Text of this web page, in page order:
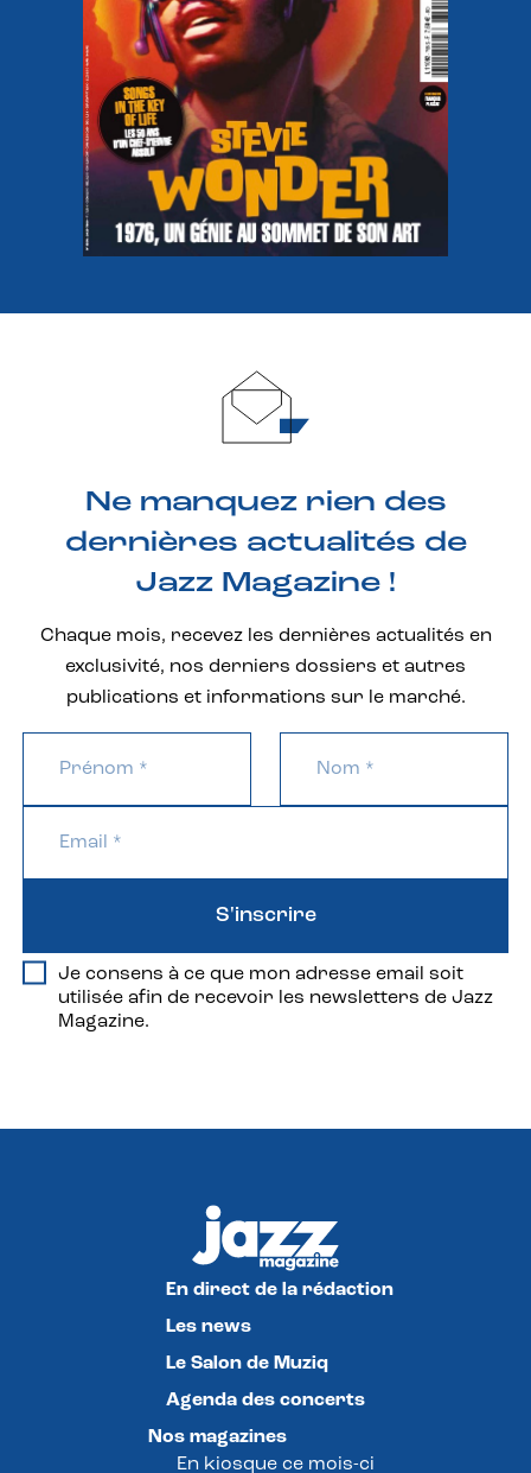
Ne manquez rien des
dernières actualités de
Jazz Magazine !
Chaque mois, recevez les dernières actualités en
exclusivité, nos derniers dossiers et autres
publications et informations sur le marché.
Je consens à ce que mon adresse email soit
utilisée afin de recevoir les newsletters de Jazz
Magazine.
S'inscrire
En direct de la rédaction
Les news
Le Salon de Muziq
Agenda des concerts
Nos magazines
En kiosque ce mois-ci